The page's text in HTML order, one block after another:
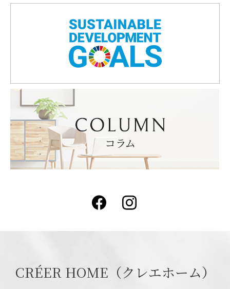
Facebook
CRÉER HOME（クレエホーム）